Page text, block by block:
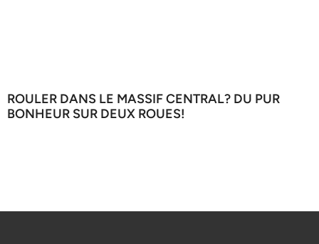
ROULER DANS LE MASSIF CENTRAL? DU PUR
BONHEUR SUR DEUX ROUES!